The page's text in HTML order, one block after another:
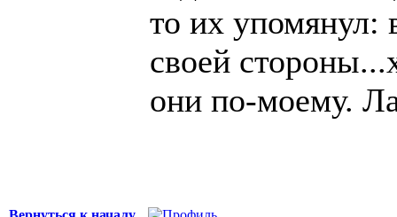
то их упомянул:
своей
они по-моему.